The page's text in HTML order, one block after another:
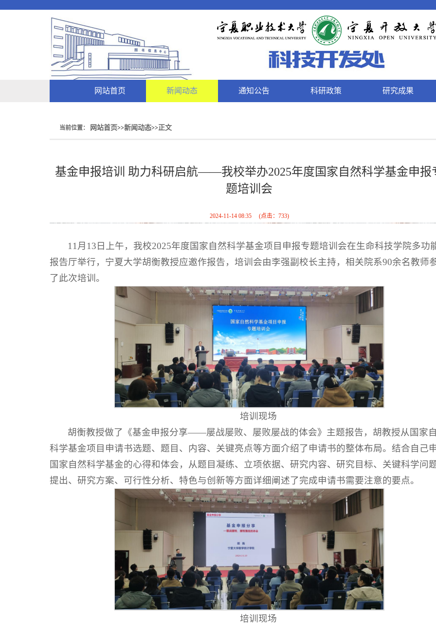
网站首页 新闻动态 通知公告 科研政策 研究成果
当前位置： 网站首页>>新闻动态>>正文
基金申报培训 助力科研启航——我校举办2025年度国家自然科学基金申报
题培训会
2024-11-14 08:35 (点击： 733)
11月13日上午，我校2025年度国家自然科学基金项目申报专题培训会在生命科技学院多功
报告厅举行，宁夏大学胡衡教授应邀作报告，培训会由李强副校长主持，相关院系90余名教师
了此次培训。
培训现场
胡衡教授做了《基金申报分享——屡战屡败、屡败屡战的体会》主题报告，胡教授从国家
科学基金项目申请书选题、题目、内容、关键亮点等方面介绍了申请书的整体布局。结合自己
国家自然科学基金的心得和体会，从题目凝练、立项依据、研究内容、研究目标、关键科学问
提出、研究方案、可行性分析、特色与创新等方面详细阐述了完成申请书需要注意的要点。
培训现场